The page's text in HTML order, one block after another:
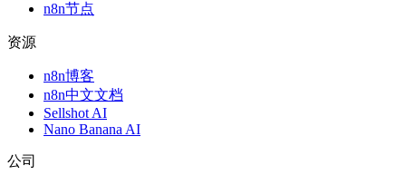
n8n节点
资源
n8n博客
n8n中文文档
Sellshot AI
Nano Banana AI
公司